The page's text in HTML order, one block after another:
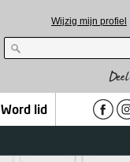
Wijzig mijn profiel
Word lid